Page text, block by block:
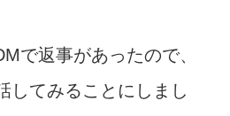
で返事があったので、
してみることにしまし